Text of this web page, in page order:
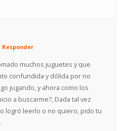
Responder
muchos juguetes y que
confundida y dólida por no
jugando, y ahora como los
a buscarme?, Dada tal vez
logró leerlo o no quiero, pido tu